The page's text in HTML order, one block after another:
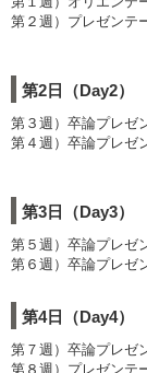
第２週）プレゼンテ
第2日（Day2）
第３週）卒論プレゼ
第４週）卒論プレゼ
第3日（Day3）
第５週）卒論プレゼ
第６週）卒論プレゼ
第4日（Day4）
第７週）卒論プレゼ
第８週）プレゼンテ